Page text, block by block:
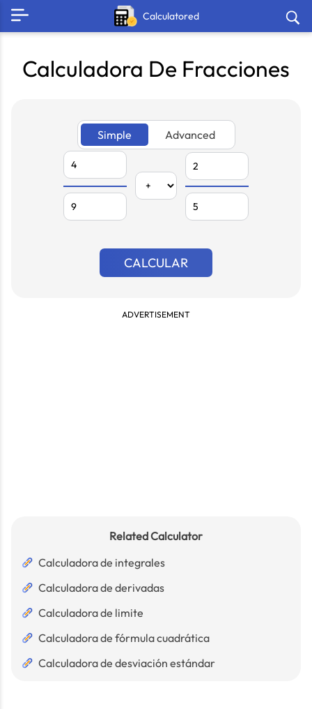
Calculatored
Calculadora De Fracciones
Simple Advanced
CALCULAR
ADVERTISEMENT
Related Calculator
Calculadora de integrales
Calculadora de derivadas
Calculadora de limite
Calculadora de fórmula cuadrática
Calculadora de desviación estándar